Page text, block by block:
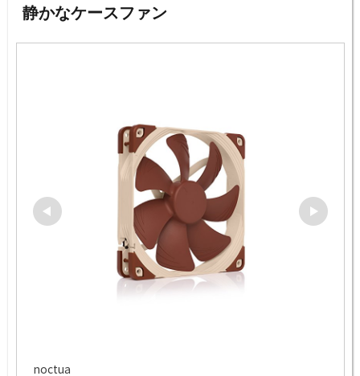
静かなケースファン
noctua